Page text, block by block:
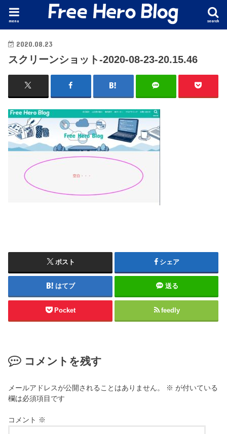
search
menu
2020.08.23
スクリーンショット-2020-08-23-20.15.46
ポスト シェア
はてブ 送る
Pocket feedly
コメントを残す
メールアドレスが公開されることはありません。 ※ が付いている
欄は必須項目です
コメント ※